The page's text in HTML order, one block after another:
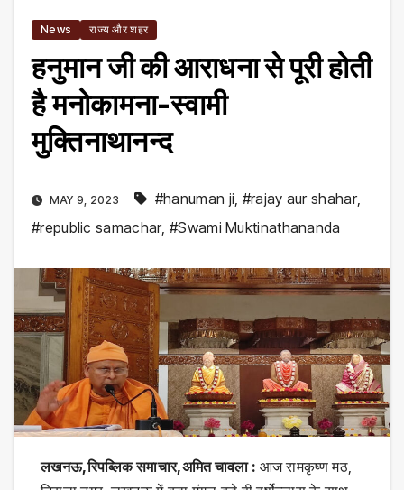
News राज्य और शहर
हनुमान जी की आराधना से पूरी होती
है मनोकामना-स्वामी
मुक्तिनाथानन्द
MAY 9, 2023 #hanuman ji #rajay aur shahar,
#republic samachar,#Swami Muktinathananda
लखनऊ,रिपब्लिक समाचार,अमित चावला : आज रामकृष्ण मठ,